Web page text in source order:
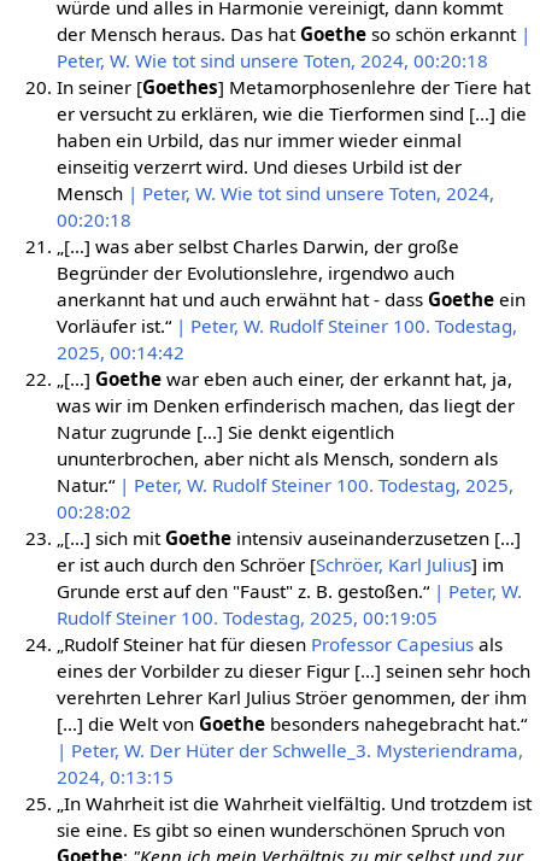
würde und alles in Harmonie vereinigt, dann kommt
der Mensch heraus. Das hatGoetheso schön erkannt |
Peter, W. Wie tot sind unsere Toten, 2024, 00:20:18
In seiner [Goethes] Metamorphosenlehre der Tiere hat
er versucht zu erklären, wie die Tierformen sind […] die
haben ein Urbild, das nur immer wieder einmal
einseitig verzerrt wird. Und dieses Urbild ist der
Mensch | Peter, W. Wie tot sind unsere Toten, 2024,
00:20:18
„[…] was aber selbst Charles Darwin, der große
Begründer der Evolutionslehre, irgendwo auch
anerkannt hat und auch erwähnt hat - dass Goetheein
Vorläufer ist.“ | Peter, W. Rudolf Steiner 100. Todestag,
2025, 00:14:42
„[…] Goethewar eben auch einer, der erkannt hat, ja,
was wir im Denken erfinderisch machen, das liegt der
Natur zugrunde […] Sie denkt eigentlich
ununterbrochen, aber nicht als Mensch, sondern als
Natur.“ | Peter, W. Rudolf Steiner 100. Todestag, 2025,
00:28:02
„[…] sich mitGoetheintensiv auseinanderzusetzen […]
er ist auch durch den Schröer [Schröer, Karl Julius] im
Grunde erst auf den "Faust" z. B. gestoßen.“ | Peter, W.
Rudolf Steiner 100. Todestag, 2025, 00:19:05
„Rudolf Steiner hat für diesen Professor Capesiusals
eines der Vorbilder zu dieser Figur […] seinen sehr hoch
verehrten Lehrer Karl Julius Ströer genommen, der ihm
[…] die Welt von Goethebesonders nahegebracht hat.“
| Peter, W. Der Hüter der Schwelle_3. Mysteriendrama,
2024, 0:13:15
„In Wahrheit ist die Wahrheit vielfältig. Und trotzdem ist
sie eine. Es gibt so einen wunderschönen Spruch von